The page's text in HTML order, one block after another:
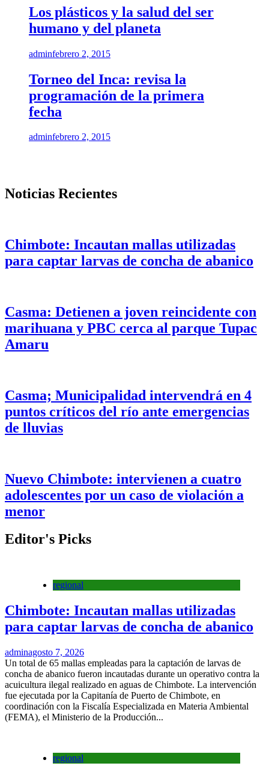
Los plásticos y la salud del ser
humano y del planeta
adminfebrero 2, 2015
Torneo del Inca: revisa la
programación de la primera
fecha
adminfebrero 2, 2015
Noticias Recientes
Chimbote: Incautan mallas utilizadas
para captar larvas de concha de abanico
Casma: Detienen a joven reincidente con
marihuana y PBC cerca al parque Tupac
Amaru
Casma; Municipalidad intervendrá en 4
puntos críticos del río ante emergencias
de lluvias
Nuevo Chimbote: intervienen a cuatro
adolescentes por un caso de violación a
menor
Editor's Picks
regional
Chimbote: Incautan mallas utilizadas
para captar larvas de concha de abanico
adminagosto 7, 2026
Un total de 65 mallas empleadas para la captación de larvas de
concha de abanico fueron incautadas durante un operativo contra la
acuicultura ilegal realizado en aguas de Chimbote. La intervención
fue ejecutada por la Capitanía de Puerto de Chimbote, en
coordinación con la Fiscalía Especializada en Materia Ambiental
(FEMA), el Ministerio de la Producción...
regional